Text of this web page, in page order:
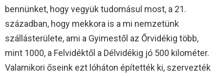
bennünket, hogy vegyük tudomásul most, a 21.
században, hogy mekkora is a mi nemzetünk
szállásterülete, ami a Gyimestől az Őrvidékig több,
mint 1000, a Felvidéktől a Délvidékig jó 500 kilométer.
Valamikori őseink ezt lóháton építették ki, szervezték